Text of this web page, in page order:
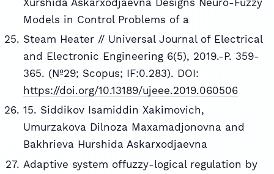
Models in Control Problems of a
Steam Heater // Universal Journal of Electrical
and Electronic Engineering 6(5), 2019.-P. 359-
365. (№29; Scopus; IF:0.283). DOI:
https://doi.org/10.13189/ujeee.2019.060506
15. Siddikov Isamiddin Xakimovich,
Umurzakova Dilnoza Maxamadjonovna and
Bakhrieva Hurshida Askarxodjaevna
Adaptive system offuzzy-logical regulation by